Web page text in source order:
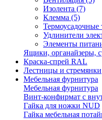
Изолента (7)
Клемма (5)
Термоусадочные
Удлинители
Элементы
Ящики, органайзеры,
Краска-спрей RAL
Лестницы и стремянки
Мебельная фурнитура
Мебельная фурнитура
Винт-конфирмат с
Гайка для ножки NUD
Гайка мебельная